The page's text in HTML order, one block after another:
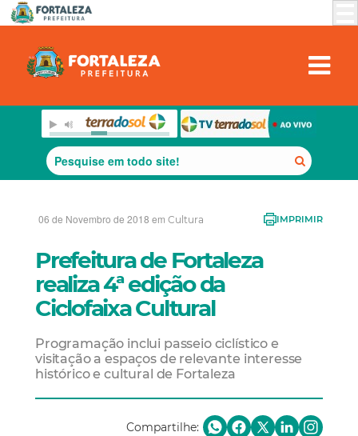
06 de Novembro de 2018 em Cultura IMPRIMIR
Prefeitura de Fortaleza
realiza 4ª edição da
Ciclofaixa Cultural
Programação inclui passeio ciclístico e
visitação a espaços de relevante interesse
histórico e cultural de Fortaleza
Compartilhe: